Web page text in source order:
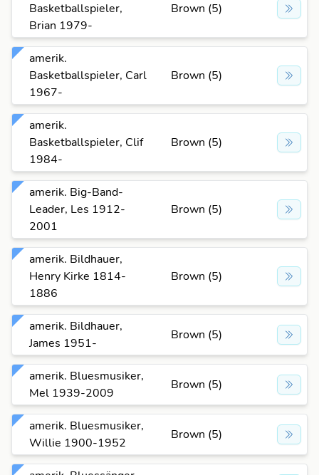
Basketballspieler,
Brian 1979-
Brown (5)
amerik.
Basketballspieler, Carl
1967-
Brown (5)
amerik.
Basketballspieler, Clif
1984-
Brown (5)
amerik. Big-Band-
Leader, Les 1912-
2001
Brown (5)
amerik. Bildhauer,
Henry Kirke 1814-
1886
Brown (5)
amerik. Bildhauer,
James 1951-
Brown (5)
amerik. Bluesmusiker,
Mel 1939-2009
Brown (5)
amerik. Bluesmusiker,
Willie 1900-1952
Brown (5)